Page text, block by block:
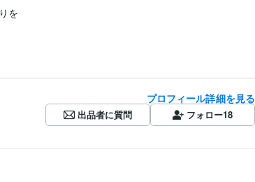
を
プロフィール詳細を見る
出品者に質問 フォロー18